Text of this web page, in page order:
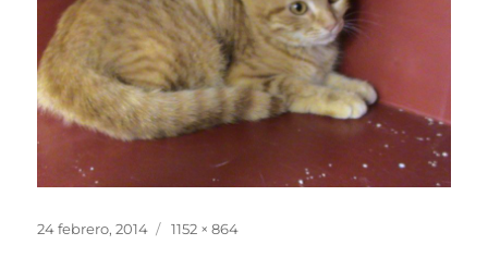
Publicado
24 febrero, 2014
Tamaño
1152 × 864